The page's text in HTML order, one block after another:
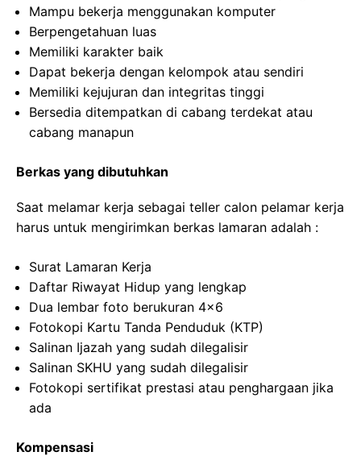
Mampu bekerja menggunakan komputer
Berpengetahuan luas
Memiliki karakter baik
Dapat bekerja dengan kelompok atau sendiri
Memiliki kejujuran dan integritas tinggi
Bersedia ditempatkan di cabang terdekat atau
cabang manapun
Berkas yang dibutuhkan
Saat melamar kerja sebagai teller calon pelamar kerja
harus untuk mengirimkan berkas lamaran adalah :
Surat Lamaran Kerja
Daftar Riwayat Hidup yang lengkap
Dua lembar foto berukuran 4×6
Fotokopi Kartu Tanda Penduduk (KTP)
Salinan Ijazah yang sudah dilegalisir
Salinan SKHU yang sudah dilegalisir
Fotokopi sertifikat prestasi atau penghargaan jika
ada
Kompensasi